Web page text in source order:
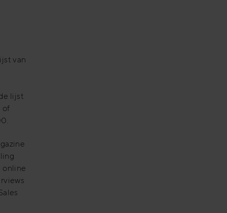
van
lijst
of
online